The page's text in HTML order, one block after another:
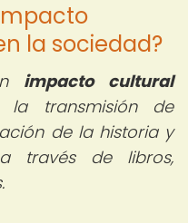
la sociedad?
impacto cultural
la transmisión de
de la historia y
través de libros,